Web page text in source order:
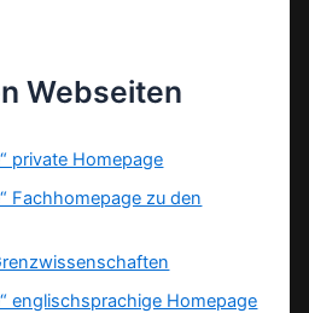
Webseiten
private Homepage
Fachhomepage zu den
englischsprachige Homepage